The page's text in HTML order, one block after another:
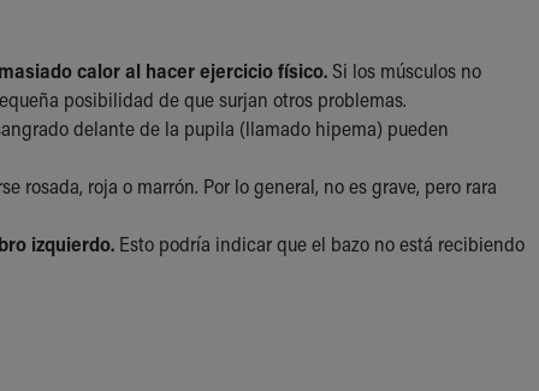
calor al hacer ejercicio físico. Si los músculos no
posibilidad de que surjan otros problemas.
delante de la pupila (llamado hipema) pueden
rosada, roja o marrón. Por lo general, no es grave, pero rara
izquierdo. Esto podría indicar que el bazo no está recibiendo